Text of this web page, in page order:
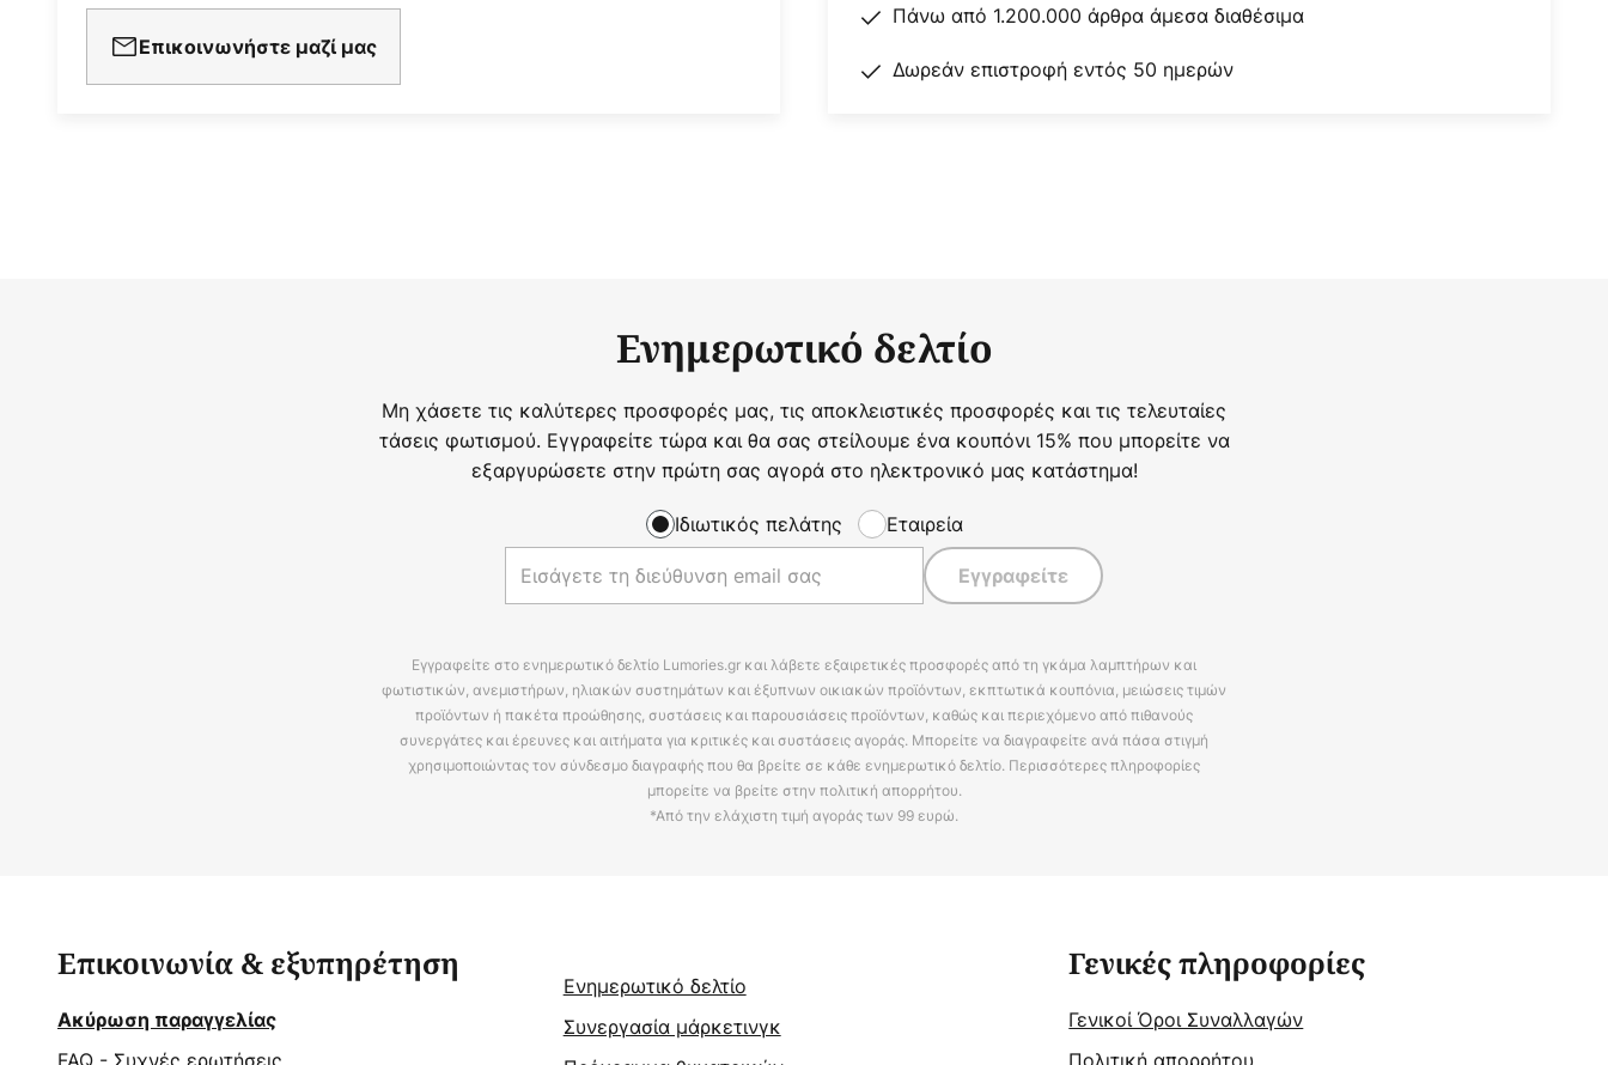
Επικοινωνήστε μαζί μας
Πάνω από 1.200.000 άρθρα άμεσα διαθέσιμα
Δωρεάν επιστροφή εντός 50 ημερών
Ενημερωτικό δελτίο
Μη χάσετε τις καλύτερες προσφορές μας, τις αποκλειστικές προσφορές και τις τελευταίες
τάσεις φωτισμού. Εγγραφείτε τώρα και θα σας στείλουμε ένα κουπόνι 15% που μπορείτε να
εξαργυρώσετε στην πρώτη σας αγορά στο ηλεκτρονικό μας κατάστημα!
Ιδιωτικός πελάτης Εταιρεία
Εγγραφείτε
Εγγραφείτε στο ενημερωτικό δελτίο Lumories.gr και λάβετε εξαιρετικές προσφορές από τη γκάμα λαμπτήρων και
φωτιστικών, ανεμιστήρων, ηλιακών συστημάτων και έξυπνων οικιακών προϊόντων, εκπτωτικά κουπόνια, μειώσεις τιμών
προϊόντων ή πακέτα προώθησης, συστάσεις και παρουσιάσεις προϊόντων, καθώς και περιεχόμενο από πιθανούς
συνεργάτες και έρευνες και αιτήματα για κριτικές και συστάσεις αγοράς. Μπορείτε να διαγραφείτε ανά πάσα στιγμή
χρησιμοποιώντας τον σύνδεσμο διαγραφής που θα βρείτε σε κάθε ενημερωτικό δελτίο. Περισσότερες πληροφορίες
μπορείτε να βρείτε στην πολιτική απορρήτου.
*Από την ελάχιστη τιμή αγοράς των 99 ευρώ.
Επικοινωνία & εξυπηρέτηση
Ακύρωση παραγγελίας
Ενημερωτικό δελτίο
Συνεργασία μάρκετινγκ
Γενικές πληροφορίες
Γενικοί Όροι Συναλλαγών